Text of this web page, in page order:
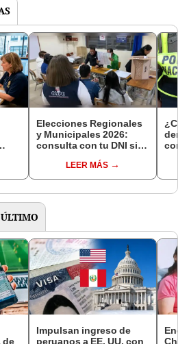
Elecciones Regionales
y Municipales 2026:
consulta con tu DNI si
de mesa para este 4 de
octubre en el link oficial
LEER MÁS
con
de
Impulsan ingreso de
peruanos a EE. UU. con